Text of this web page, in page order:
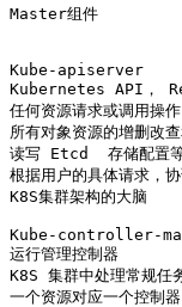
Master组件
Kube-apiserver
Kubernetes API，
任何资源请求或调用操作
所有对象资源的增删改
读写 Etcd  存储配置
根据用户的具体请求，
K8S集群架构的大脑
Kube-controller-
运行管理控制器
K8S 集群中处理常规任
一个资源对应一个控